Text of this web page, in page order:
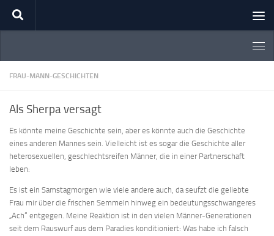
Zum Inhalt springen
FRAU-MANN-GESCHICHTEN
Als Sherpa versagt
Es könnte meine Geschichte sein, aber es könnte auch die Geschichte
eines anderen Mannes sein. Vielleicht ist es sogar die Geschichte aller
heterosexuellen, geschlechtsreifen Männer, die in einer Partnerschaft
leben:
Es ist ein Samstagmorgen wie viele andere auch, da seufzt die geliebte
Frau mir über die frischen Semmeln hinweg ein bedeutungsschwangeres
„Ach“ entgegen. Meine Reaktion ist in den vielen Männer-Generationen
seit dem Rauswurf aus dem Paradies konditioniert: Was habe ich falsch